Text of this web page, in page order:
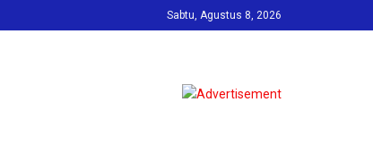
Sabtu, Agustus 8, 2026